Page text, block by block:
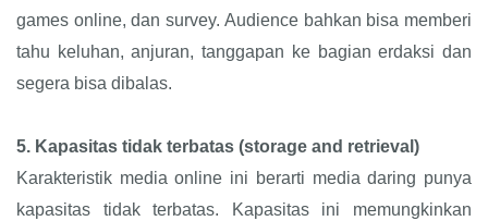
games online, dan survey. Audience bahkan bisa memberi
tahu keluhan, anjuran, tanggapan ke bagian erdaksi dan
segera bisa dibalas.
5. Kapasitas tidak terbatas (storage and retrieval)
Karakteristik media online ini berarti media daring punya
kapasitas tidak terbatas. Kapasitas ini memungkinkan